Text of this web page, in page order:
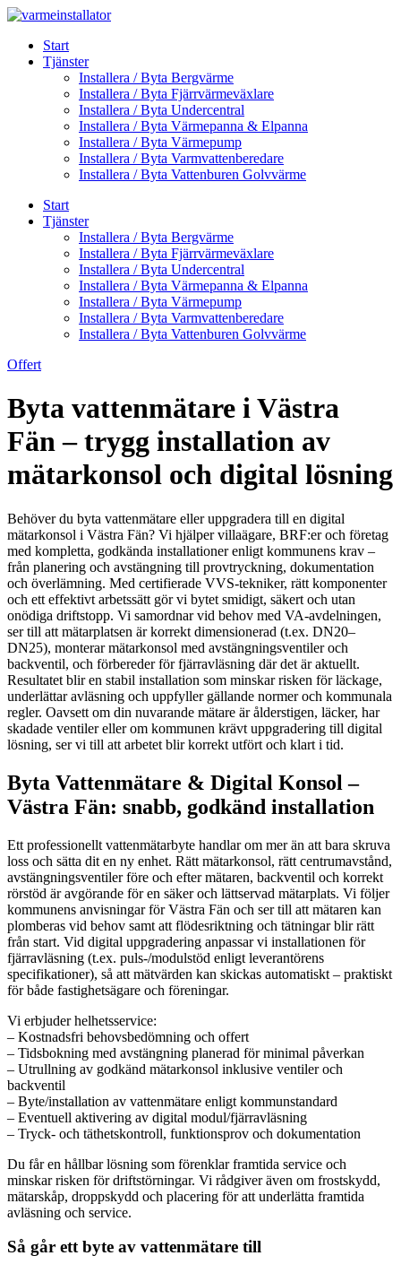
Skip
contentStart
Tjänster
Installera / Byta Bergvärme
Installera / Byta Fjärrvärmeväxlare
Installera / Byta Undercentral
Installera / Byta Värmepanna & Elpanna
Installera / Byta Värmepump
Installera / Byta Varmvattenberedare
Installera / Byta Vattenburen Golvvärme
Start
Tjänster
Installera / Byta Bergvärme
Installera / Byta Fjärrvärmeväxlare
Installera / Byta Undercentral
Installera / Byta Värmepanna & Elpanna
Installera / Byta Värmepump
Installera / Byta Varmvattenberedare
Installera / Byta Vattenburen Golvvärme
Offert
Byta vattenmätare i Västra
Fän – trygg installation av
mätarkonsol och digital lösning
Behöver du byta vattenmätare eller uppgradera till en digital
mätarkonsol i Västra Fän? Vi hjälper villaägare, BRF:er och företag
med kompletta, godkända installationer enligt kommunens krav –
från planering och avstängning till provtryckning, dokumentation
och överlämning. Med certifierade VVS-tekniker, rätt komponenter
och ett effektivt arbetssätt gör vi bytet smidigt, säkert och utan
onödiga driftstopp. Vi samordnar vid behov med VA-avdelningen,
ser till att mätarplatsen är korrekt dimensionerad (t.ex. DN20–
DN25), monterar mätarkonsol med avstängningsventiler och
backventil, och förbereder för fjärravläsning där det är aktuellt.
Resultatet blir en stabil installation som minskar risken för läckage,
underlättar avläsning och uppfyller gällande normer och kommunala
regler. Oavsett om din nuvarande mätare är ålderstigen, läcker, har
skadade ventiler eller om kommunen krävt uppgradering till digital
lösning, ser vi till att arbetet blir korrekt utfört och klart i tid.
Byta Vattenmätare & Digital Konsol –
Västra Fän: snabb, godkänd installation
Ett professionellt vattenmätarbyte handlar om mer än att bara skruva
loss och sätta dit en ny enhet. Rätt mätarkonsol, rätt centrumavstånd,
avstängningsventiler före och efter mätaren, backventil och korrekt
rörstöd är avgörande för en säker och lättservad mätarplats. Vi följer
kommunens anvisningar för Västra Fän och ser till att mätaren kan
plomberas vid behov samt att flödesriktning och tätningar blir rätt
från start. Vid digital uppgradering anpassar vi installationen för
fjärravläsning (t.ex. puls-/modulstöd enligt leverantörens
specifikationer), så att mätvärden kan skickas automatiskt – praktiskt
för både fastighetsägare och föreningar.
Vi erbjuder helhetsservice:
– Kostnadsfri behovsbedömning och offert
– Tidsbokning med avstängning planerad för minimal påverkan
– Utrullning av godkänd mätarkonsol inklusive ventiler och
backventil
– Byte/installation av vattenmätare enligt kommunstandard
– Eventuell aktivering av digital modul/fjärravläsning
– Tryck- och täthetskontroll, funktionsprov och dokumentation
Du får en hållbar lösning som förenklar framtida service och
minskar risken för driftstörningar. Vi rådgiver även om frostskydd,
mätarskåp, droppskydd och placering för att underlätta framtida
avläsning och service.
Så går ett byte av vattenmätare till